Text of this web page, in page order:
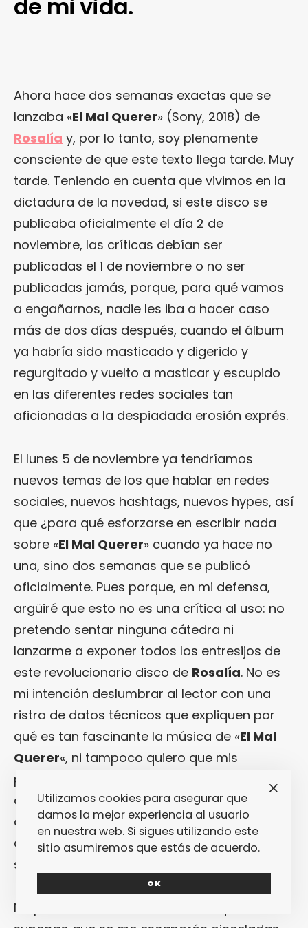
de mi vida.
Ahora hace dos semanas exactas que se
lanzaba «El Mal Querer» (Sony, 2018) de
Rosalía y, por lo tanto, soy plenamente
consciente de que este texto llega tarde. Muy
tarde. Teniendo en cuenta que vivimos en la
dictadura de la novedad, si este disco se
publicaba oficialmente el día 2 de
noviembre, las críticas debían ser
publicadas el 1 de noviembre o no ser
publicadas jamás, porque, para qué vamos
a engañarnos, nadie les iba a hacer caso
más de dos días después, cuando el álbum
ya habría sido masticado y digerido y
regurgitado y vuelto a masticar y escupido
en las diferentes redes sociales tan
aficionadas a la despiadada erosión exprés.
El lunes 5 de noviembre ya tendríamos
nuevos temas de los que hablar en redes
sociales, nuevos hashtags, nuevos hypes, así
que ¿para qué esforzarse en escribir nada
sobre «El Mal Querer» cuando ya hace no
una, sino dos semanas que se publicó
oficialmente. Pues porque, en mi defensa,
argüiré que esto no es una crítica al uso: no
pretendo sentar ninguna cátedra ni
lanzarme a exponer todos los entresijos de
este revolucionario disco de Rosalía. No es
mi intención deslumbrar al lector con una
ristra de datos técnicos que expliquen por
qué es tan fascinante la música de «El Mal
Querer«, ni tampoco quiero que mis
palabras se centren en explicar ese
concepto que recorre el álbum canción a
canción, ordenándolas con una narratividad
concreta y difusa a la vez, pero siempre
subyugante.
No pretendo hacer todo eso, aunque
Utilizamos cookies para asegurar que
damos la mejor experiencia al usuario
en nuestra web. Si sigues utilizando este
sitio asumiremos que estás de acuerdo.
OK